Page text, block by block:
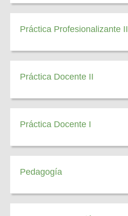
Práctica Profesionalizante II
Práctica Docente II
Práctica Docente I
Pedagogía